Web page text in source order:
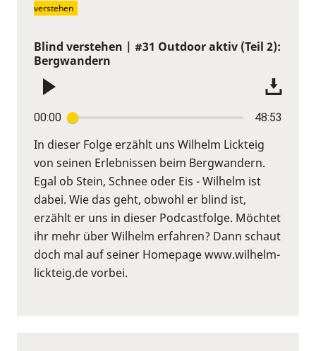
Blind verstehen | #31 Outdoor aktiv (Teil 2):
Bergwandern
00:00 48:53
In dieser Folge erzählt uns Wilhelm Lickteig
von seinen Erlebnissen beim Bergwandern.
Egal ob Stein, Schnee oder Eis - Wilhelm ist
dabei. Wie das geht, obwohl er blind ist,
erzählt er uns in dieser Podcastfolge. Möchtet
ihr mehr über Wilhelm erfahren? Dann schaut
doch mal auf seiner Homepage www.wilhelm-
lickteig.de vorbei.
verstehen